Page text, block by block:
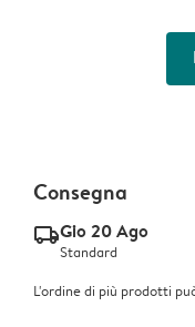
Consegna
delivery_standard_v2Gio 20 Ago
Standard
L'ordine di più prodotti